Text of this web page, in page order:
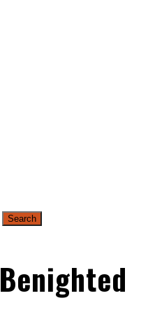
Search
Benighted